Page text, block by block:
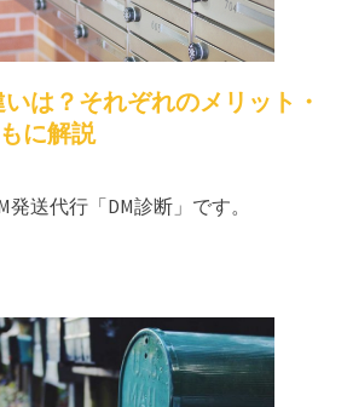
は？それぞれのメリット・
に解説
送代行「DM診断」です。